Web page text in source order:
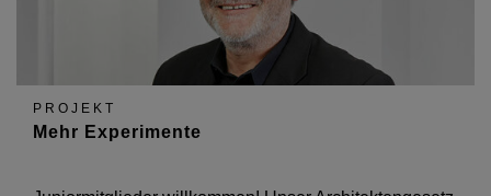
PROJEKT
Mehr Experimente